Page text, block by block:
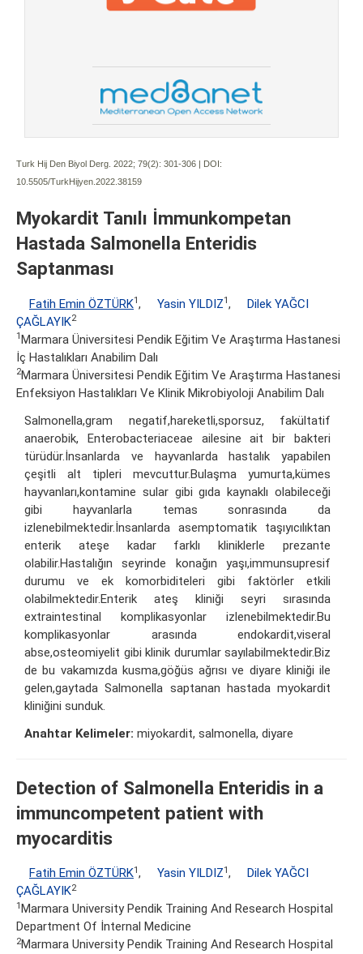
Turk Hij Den Biyol Derg. 2022; 79(2): 301-306 | DOI:
10.5505/TurkHijyen.2022.38159
Myokardit Tanılı İmmunkompetan
Hastada Salmonella Enteridis
Saptanması
Fatih Emin ÖZTÜRK1, Yasin YILDIZ1,
Dilek YAĞCI
ÇAĞLAYIK2
1Marmara Üniversitesi Pendik Eğitim Ve Araştırma Hastanesi
İç Hastalıkları Anabilim Dalı
2Marmara Üniversitesi Pendik Eğitim Ve Araştırma Hastanesi
Enfeksiyon Hastalıkları Ve Klinik Mikrobiyoloji Anabilim Dalı
Salmonella,gram negatif,hareketli,sporsuz, fakültatif
anaerobik, Enterobacteriaceae ailesine ait bir bakteri
türüdür.İnsanlarda ve hayvanlarda hastalık yapabilen
çeşitli alt tipleri mevcuttur.Bulaşma yumurta,kümes
hayvanları,kontamine sular gibi gıda kaynaklı olabileceği
gibi hayvanlarla temas sonrasında da
izlenebilmektedir.İnsanlarda asemptomatik taşıyıcılıktan
enterik ateşe kadar farklı kliniklerle prezante
olabilir.Hastalığın seyrinde konağın yaşı,immunsupresif
durumu ve ek komorbiditeleri gibi faktörler etkili
olabilmektedir.Enterik ateş kliniği seyri sırasında
extraintestinal komplikasyonlar izlenebilmektedir.Bu
komplikasyonlar arasında endokardit,viseral
abse,osteomiyelit gibi klinik durumlar sayılabilmektedir.Biz
de bu vakamızda kusma,göğüs ağrısı ve diyare kliniği ile
gelen,gaytada Salmonella saptanan hastada myokardit
kliniğini sunduk.
Anahtar Kelimeler: miyokardit, salmonella, diyare
Detection of Salmonella Enteridis in a
immuncompetent patient with
myocarditis
Fatih Emin ÖZTÜRK1, Yasin YILDIZ1,
Dilek YAĞCI
ÇAĞLAYIK2
1 Marmara University Pendik Training And Research Hospital
Department Of İnternal Medicine
2Marmara University Pendik Training And Research Hospital